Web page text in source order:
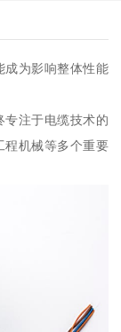
成为影响整体性能
专注于电缆技术的
程机械等多个重要